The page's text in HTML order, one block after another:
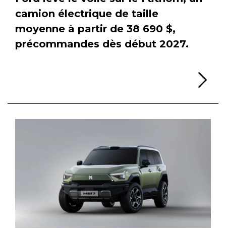
camion électrique de taille
moyenne à partir de 38 690 $,
précommandes dès début 2027.